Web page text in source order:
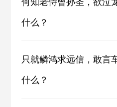
什么？
只就鳞鸿求远信，敢言
什么？